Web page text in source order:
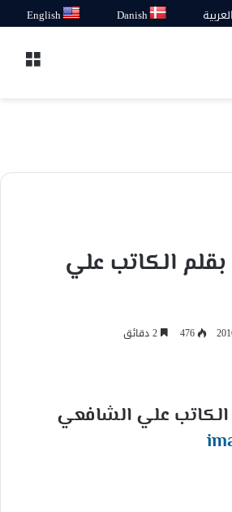
العربية Danish
English
الكاتب علي
476
الكاتب علي الشافعي